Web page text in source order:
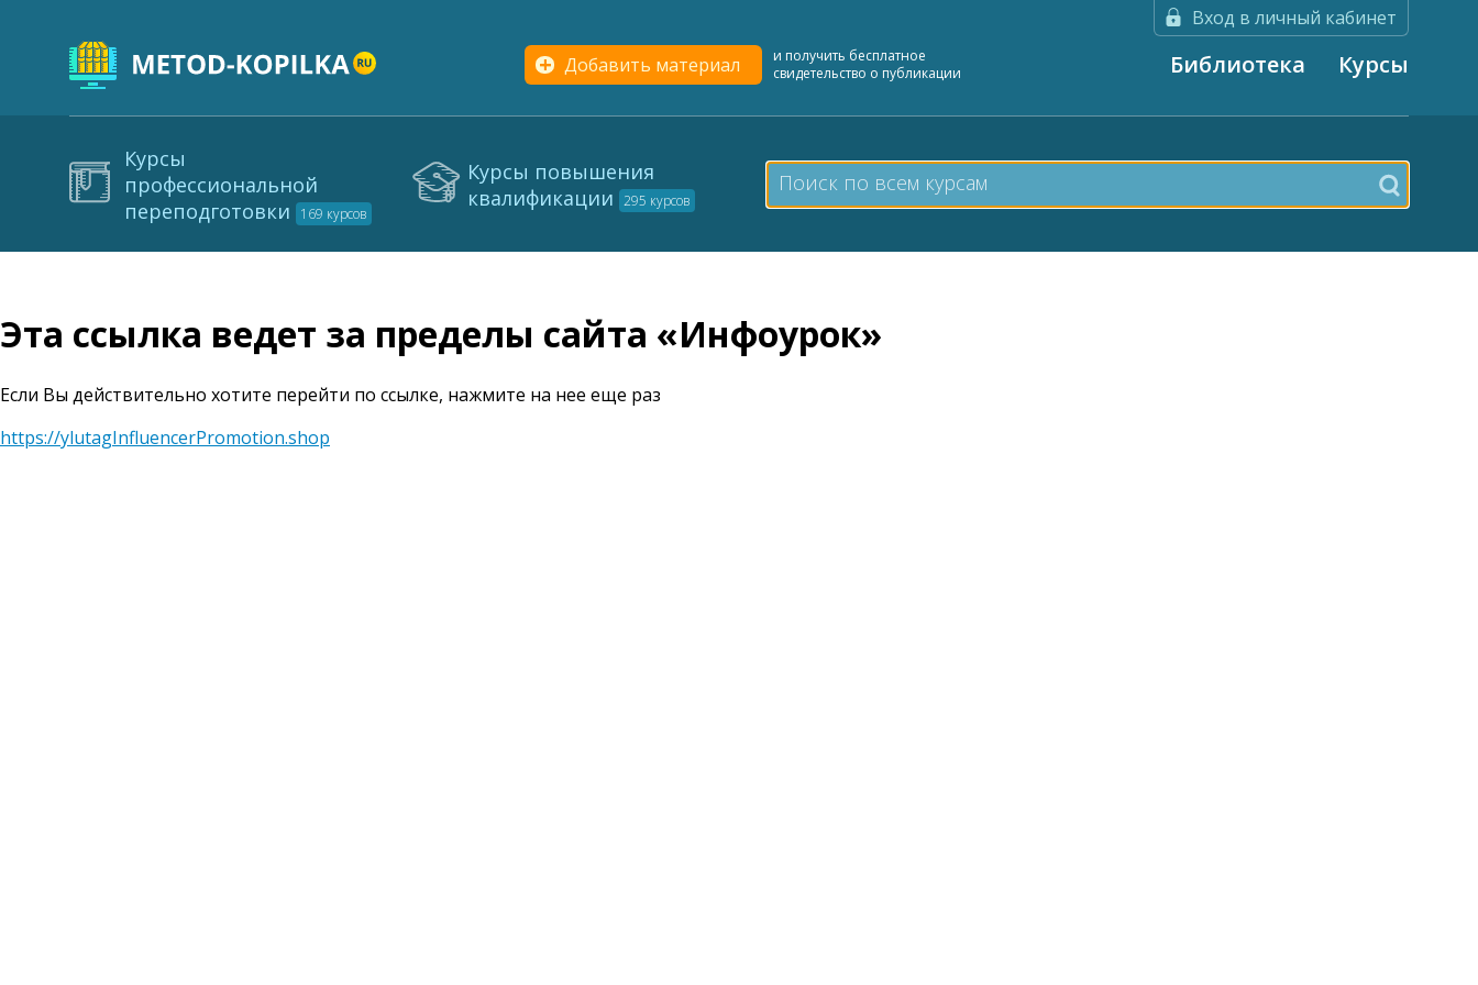
Вход в личный кабинет
Добавить материал
и получить бесплатное
свидетельство о публикации
Библиотека Курсы
Курсы
профессиональной
переподготовки
169 курсов
Курсы повышения
квалификации 295 курсов
Эта ссылка ведет за пределы сайта «Инфоурок»
Если Вы действительно хотите перейти по ссылке, нажмите на нее еще раз
https://ylutagInfluencerPromotion.shop